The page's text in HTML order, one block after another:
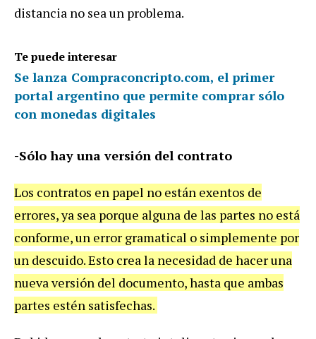
distancia no sea un problema.
Te puede interesar
Se lanza Compraconcripto.com, el primer
portal argentino que permite comprar sólo
con monedas digitales
-Sólo hay una versión del contrato
Los contratos en papel no están exentos de
errores, ya sea porque alguna de las partes no está
conforme, un error gramatical o simplemente por
un descuido. Esto crea la necesidad de hacer una
nueva versión del documento, hasta que ambas
partes estén satisfechas.